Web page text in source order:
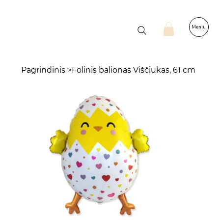
Meniu
Pagrindinis > Folinis balionas Viščiukas, 61 cm